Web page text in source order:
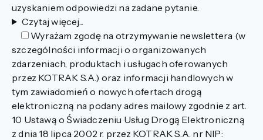
uzyskaniem odpowiedzi na zadane pytanie.
Czytaj więcej...
Wyrażam zgodę na otrzymywanie newslettera (w
szczególności informacji o organizowanych
zdarzeniach, produktach i usługach oferowanych
przez KOTRAK S.A.) oraz informacji handlowych w
tym zawiadomień o nowych ofertach drogą
elektroniczną na podany adres mailowy zgodnie z art.
10 Ustawą o Świadczeniu Usług Drogą Elektroniczną
z dnia 18 lipca 2002 r. przez KOTRAK S.A. nr NIP: